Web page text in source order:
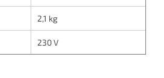
2,1 kg
230 V